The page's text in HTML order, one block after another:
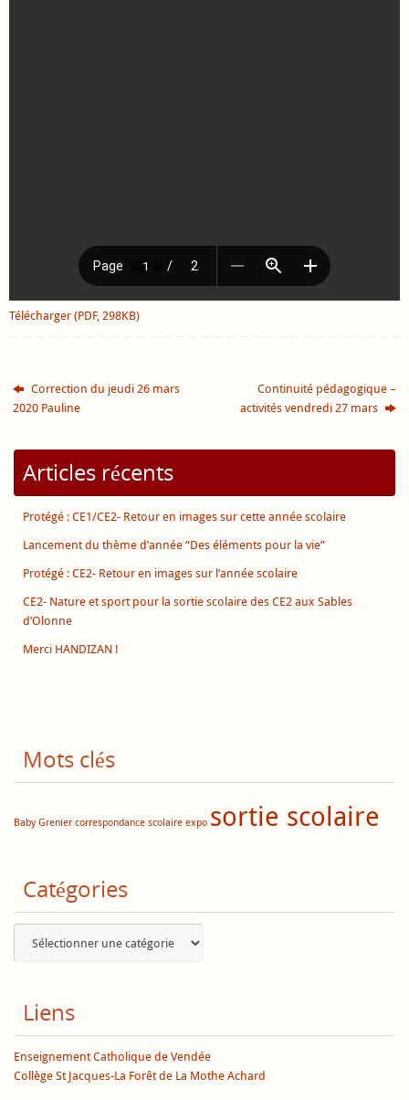
Télécharger (PDF, 298KB)
Correction du jeudi 26 mars
2020 Pauline
Continuité pédagogique –
activités vendredi 27 mars
Articles récents
Protégé : CE1/CE2- Retour en images sur cette année scolaire
Lancement du thème d’année “Des éléments pour la vie”
Protégé : CE2- Retour en images sur l’année scolaire
CE2- Nature et sport pour la sortie scolaire des CE2 aux Sables
d’Olonne
Merci HANDIZAN !
Mots clés
Baby Grenier correspondance scolaire expo sortie scolaire
Catégories
Liens
Enseignement Catholique de Vendée
Collège St Jacques-La Forêt de La Mothe Achard